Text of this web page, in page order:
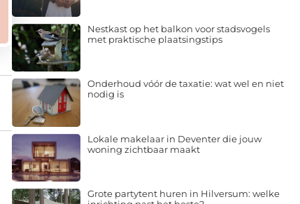
Nestkast op het balkon voor stadsvogels
met praktische plaatsingstips
Onderhoud vóór de taxatie: wat wel en niet
nodig is
Lokale makelaar in Deventer die jouw
woning zichtbaar maakt
Grote partytent huren in Hilversum: welke